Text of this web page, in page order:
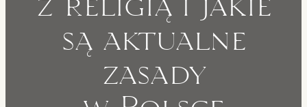
są aktualne
zasady